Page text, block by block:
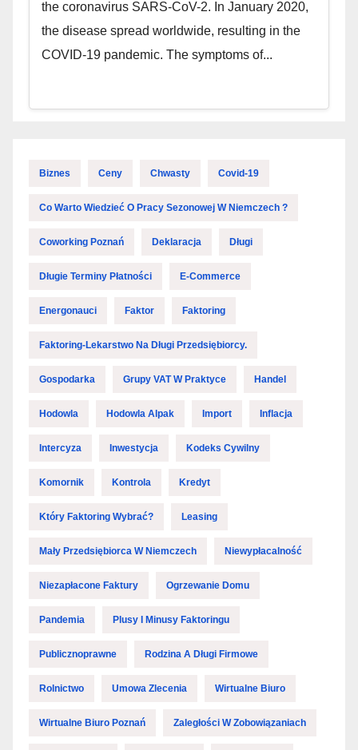
the coronavirus SARS-CoV-2. In January 2020,
the disease spread worldwide, resulting in the
COVID-19 pandemic. The symptoms of...
Biznes Ceny Chwasty Covid-19
Co Warto Wiedzieć O Pracy Sezonowej W Niemczech ?
Coworking Poznań Deklaracja Długi
Długie Terminy Płatności E-Commerce
Energonauci Faktor Faktoring
Faktoring-Lekarstwo Na Długi Przedsiębiorcy.
Gospodarka Grupy VAT W Praktyce Handel
Hodowla Hodowla Alpak Import Inflacja
Intercyza Inwestycja Kodeks Cywilny
Komornik Kontrola Kredyt
Który Faktoring Wybrać? Leasing
Mały Przedsiębiorca W Niemczech Niewypłacalność
Niezapłacone Faktury Ogrzewanie Domu
Pandemia Plusy I Minusy Faktoringu
Publicznoprawne Rodzina A Długi Firmowe
Rolnictwo Umowa Zlecenia Wirtualne Biuro
Wirtualne Biuro Poznań Zaległości W Zobowiązaniach